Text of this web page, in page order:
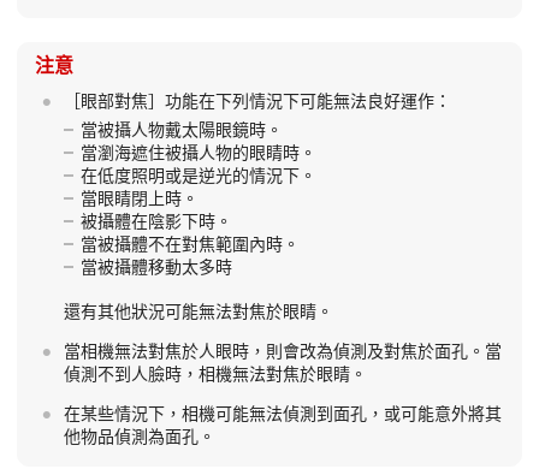
注意
［眼部對焦］ 功能在下列情況下可能無法良好運作：
當被攝人物戴太陽眼鏡時。
當瀏海遮住被攝人物的眼睛時。
在低度照明或是逆光的情況下。
當眼睛閉上時。
被攝體在陰影下時。
當被攝體不在對焦範圍內時。
當被攝體移動太多時
還有其他狀況可能無法對焦於眼睛。
當相機無法對焦於人眼時，則會改為偵測及對焦於面孔。當
偵測不到人臉時，相機無法對焦於眼睛。
在某些情況下，相機可能無法偵測到面孔，或可能意外將其
他物品偵測為面孔。